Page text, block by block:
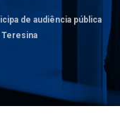
de audiência pública